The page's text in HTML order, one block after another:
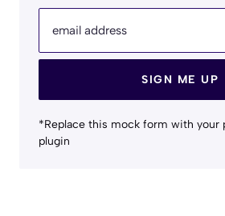
email address
SIGN ME UP
*Replace this mock form with your
plugin